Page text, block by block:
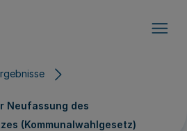
Neufassung des
(Kommunalwahlgesetz)